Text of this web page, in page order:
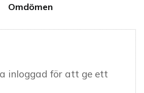
Omdömen